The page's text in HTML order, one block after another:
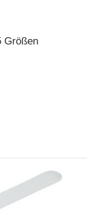
Größen